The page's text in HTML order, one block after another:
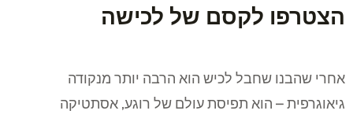
הצטרפו לקסם של לכישה
אחרי שהבנו שחבל לכיש הוא הרבה יותר מנקודה
גיאוגרפית – הוא תפיסת עולם של רוגע, אסתטיקה